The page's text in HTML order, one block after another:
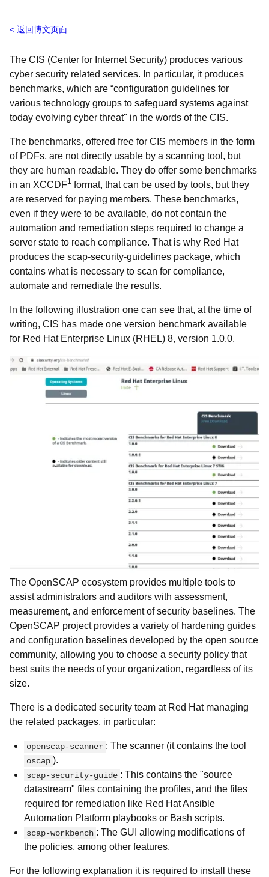
返回博文页面
The CIS (Center for Internet Security) produces various
cyber security related services. In particular, it produces
benchmarks, which are “configuration guidelines for
various technology groups to safeguard systems against
today evolving cyber threat" in the words of the CIS.
The benchmarks, offered free for CIS members in the form
of PDFs, are not directly usable by a scanning tool, but
they are human readable. They do offer some benchmarks
in an XCCDF1 format, that can be used by tools, but they
are reserved for paying members. These benchmarks,
even if they were to be available, do not contain the
automation and remediation steps required to change a
server state to reach compliance. That is why Red Hat
produces the scap-security-guidelines package, which
contains what is necessary to scan for compliance,
automate and remediate the results.
In the following illustration one can see that, at the time of
writing, CIS has made one version benchmark available
for Red Hat Enterprise Linux (RHEL) 8, version 1.0.0.
The OpenSCAP ecosystem provides multiple tools to
assist administrators and auditors with assessment,
measurement, and enforcement of security baselines. The
OpenSCAP project provides a variety of hardening guides
and configuration baselines developed by the open source
community, allowing you to choose a security policy that
best suits the needs of your organization, regardless of its
size.
There is a dedicated security team at Red Hat managing
the related packages, in particular:
openscap-scanner : The scanner (it contains the tool
oscap ).
scap-security-guide : This contains the "source
datastream" files containing the profiles, and the files
required for remediation like Red Hat Ansible
Automation Platform playbooks or Bash scripts.
scap-workbench : The GUI allowing modifications of
the policies, among other features.
For the following explanation it is required to install
these